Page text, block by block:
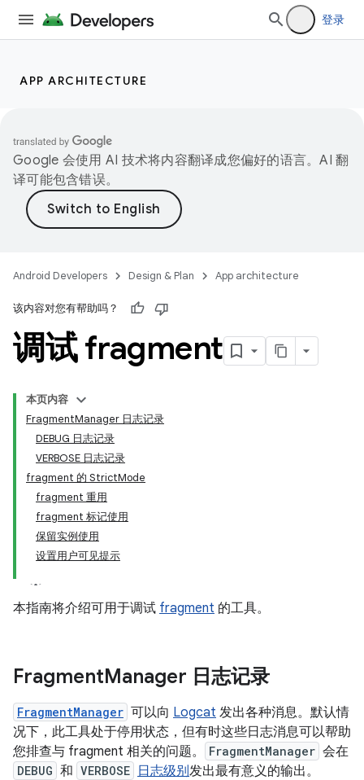
登录
APP ARCHITECTURE
Google 会使用 AI 技术将内容翻译成您偏好的语言。AI 翻
译可能包含错误。
Android Developers Design & Plan App architecture
该内容对您有帮助吗？
调试 fragment
本页内容
FragmentManager 日志记录
DEBUG 日志记录
VERBOSE 日志记录
fragment 的 StrictMode
fragment 重用
fragment 标记使用
保留实例使用
设置用户可见提示
本指南将介绍可用于调试 fragment 的工具。
FragmentManager 日志记录
FragmentManager 可以向 Logcat 发出各种消息。默认情
况下，此工具处于停用状态，但有时这些日志消息可以帮助
您排查与 fragment 相关的问题。
FragmentManager 会在
DEBUG 和 VERBOSE 日志级别发出最有意义的输出。